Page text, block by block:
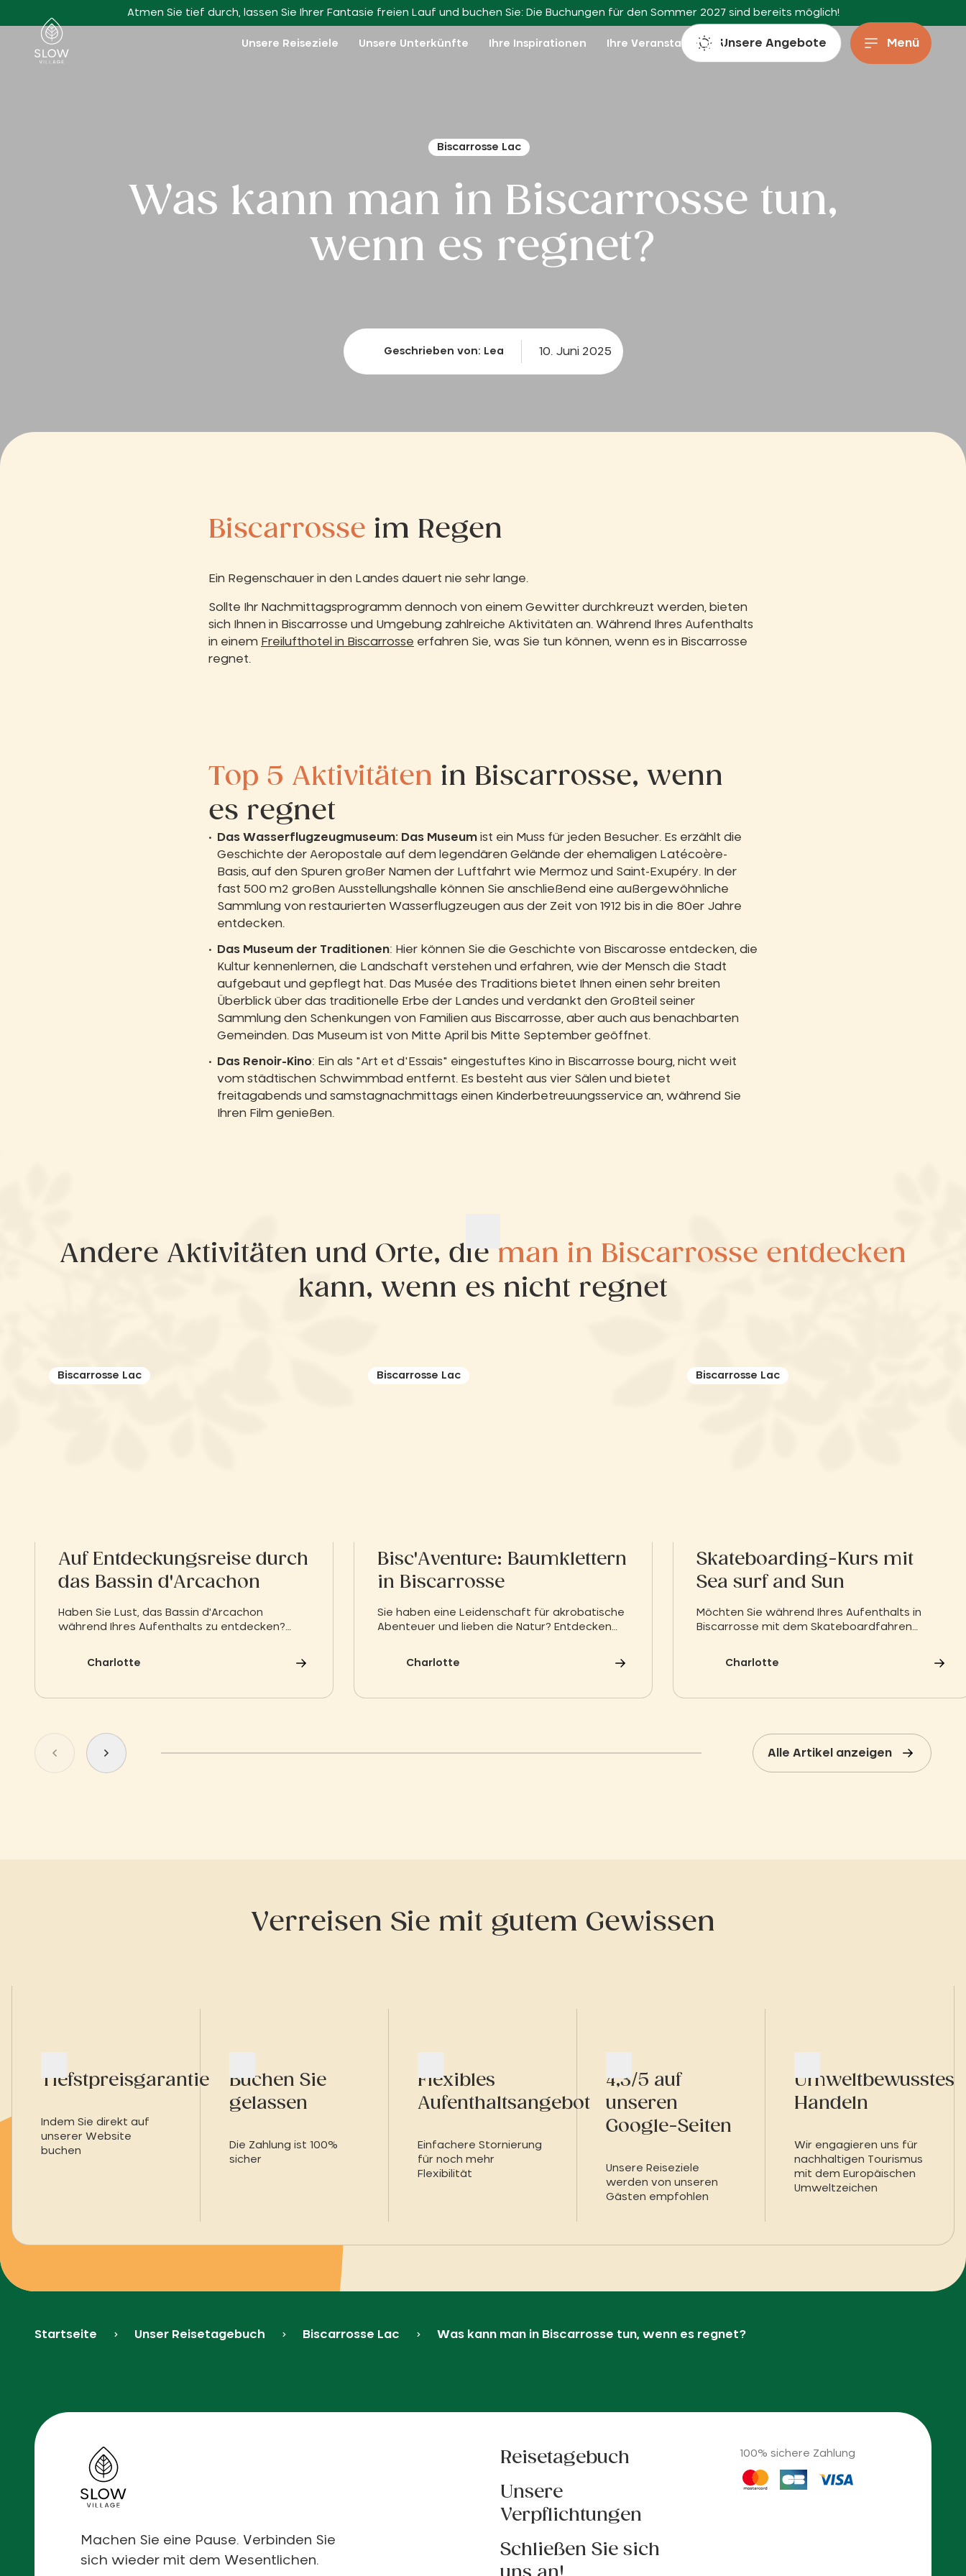
Zum Hauptinhalt gehenAtmen Sie tief durch, lassen Sie Ihrer Fantasie freien Lauf und buchen Sie: Die Buchungen für den Sommer 2027 sind bereits möglich!
Slow Village
Unsere Reiseziele Unsere Unterkünfte Ihre Inspirationen Ihre VeranstaltungenUnsere Angebote Menü
Biscarrosse Lac
Was kann man in Biscarrosse tun,
wenn es regnet?
Geschrieben von: Lea 10. Juni 2025
Biscarrosse im Regen
Ein Regenschauer in den Landes dauert nie sehr lange.
Sollte Ihr Nachmittagsprogramm dennoch von einem Gewitter durchkreuzt werden, bieten
sich Ihnen in Biscarrosse und Umgebung zahlreiche Aktivitäten an. Während Ihres Aufenthalts
in einem Freilufthotel in Biscarrosse erfahren Sie, was Sie tun können, wenn es in Biscarrosse
regnet.
Top 5 Aktivitäten in Biscarrosse, wenn
es regnet
Das Wasserflugzeugmuseum: Das Museum ist ein Muss für jeden Besucher. Es erzählt die
Geschichte der Aeropostale auf dem legendären Gelände der ehemaligen Latécoère-
Basis, auf den Spuren großer Namen der Luftfahrt wie Mermoz und Saint-Exupéry. In der
fast 500 m2 großen Ausstellungshalle können Sie anschließend eine außergewöhnliche
Sammlung von restaurierten Wasserflugzeugen aus der Zeit von 1912 bis in die 80er Jahre
entdecken.
Das Museum der Traditionen: Hier können Sie die Geschichte von Biscarosse entdecken, die
Kultur kennenlernen, die Landschaft verstehen und erfahren, wie der Mensch die Stadt
aufgebaut und gepflegt hat. Das Musée des Traditions bietet Ihnen einen sehr breiten
Überblick über das traditionelle Erbe der Landes und verdankt den Großteil seiner
Sammlung den Schenkungen von Familien aus Biscarrosse, aber auch aus benachbarten
Gemeinden. Das Museum ist von Mitte April bis Mitte September geöffnet.
Das Renoir-Kino: Ein als "Art et d'Essais" eingestuftes Kino in Biscarrosse bourg, nicht weit
vom städtischen Schwimmbad entfernt. Es besteht aus vier Sälen und bietet
freitagabends und samstagnachmittags einen Kinderbetreuungsservice an, während Sie
Ihren Film genießen.
Andere Aktivitäten und Orte, die man in Biscarrosse entdecken
kann, wenn es nicht regnet
Biscarrosse Lac
Auf Entdeckungsreise durch
das Bassin d'Arcachon
Haben Sie Lust, das Bassin d'Arcachon
während Ihres Aufenthalts zu entdecken?
am Bassin d'Arcachon unbedingt sehen
Charlotte
Biscarrosse Lac
Bisc'Aventure: Baumklettern
in Biscarrosse
Sie haben eine Leidenschaft für akrobatische
Abenteuer und lieben die Natur? Entdecken
Bisc'Aventure
Charlotte
Biscarrosse Lac
Skateboarding-Kurs mit
Sea surf and Sun
Möchten Sie während Ihres Aufenthalts in
Biscarrosse mit dem Skateboardfahren
Sea Surf and Sun für tolle Sessions vor.
Charlotte
Zum vorherigen Dia springen
Zum nächsten Dia gehen
Alle Artikel anzeigen
Verreisen Sie mit gutem Gewissen
Tiefstpreisgarantie
Indem Sie direkt auf
unserer Website
buchen
Buchen Sie
gelassen
Die Zahlung ist 100%
sicher
Flexibles
Aufenthaltsangebot
Einfachere Stornierung
für noch mehr
Flexibilität
4,3/5 auf
unseren
Google-Seiten
Unsere Reiseziele
werden von unseren
Gästen empfohlen
Umweltbewusstes
Handeln
Wir engagieren uns für
nachhaltigen Tourismus
mit dem Europäischen
Umweltzeichen
Startseite Unser Reisetagebuch Biscarrosse Lac Was kann man in Biscarrosse tun, wenn es regnet?
Machen Sie eine Pause. Verbinden Sie
sich wieder mit dem Wesentlichen.
Reisetagebuch
Unsere
Verpflichtungen
Schließen Sie sich
100% sichere Zahlung